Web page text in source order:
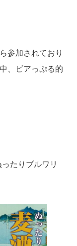
参加されており
、ビアっぷる的
たりブルワリ